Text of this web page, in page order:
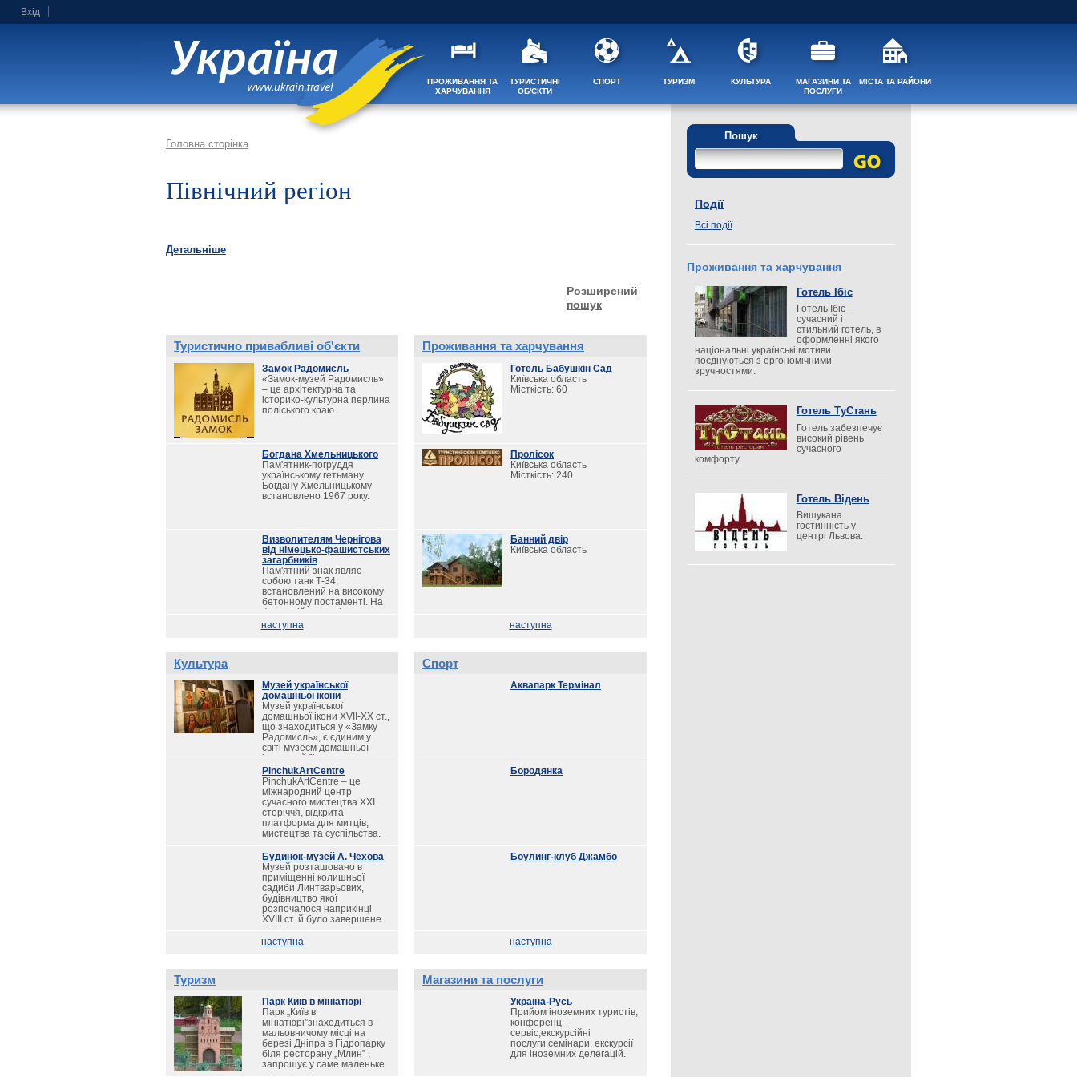
Вхід
ПРОЖИВАННЯ ТА
ХАРЧУВАННЯ
ТУРИСТИЧНІ
ОБ'ЄКТИ
СПОРТ ТУРИЗМ КУЛЬТУРА
МАГАЗИНИ ТА
ПОСЛУГИ
МІСТА ТА РАЙОНИ
Головна сторінка
Північний регіон
Детальніше
Розширений
пошук
Туристично привабливі об'єкти
Замок Радомисль
«Замок-музей Радомисль»
– це архітектурна та
історико-культурна перлина
поліського краю.
Богдана Хмельницького
Пам'ятник-погруддя
українському гетьману
Богдану Хмельницькому
встановлено 1967 року.
Визволителям Чернігова
від німецько-фашистських
загарбників
Пам'ятний знак являє
собою танк Т-34,
встановлений на високому
бетонному постаменті. На
фасадній частині
постамента розмішено
текст з переліком частин і
найменування
наступна
Проживання та харчування
Готель Бабушкін Сад
Київська область
Місткість: 60
Пролісок
Київська область
Місткість: 240
Банний двір
Київська область
наступна
Культура
Музей української
домашньої ікони
Музей української
домашньої ікони XVII-XX ст.,
що знаходиться у «Замку
Радомисль», є єдиним у
світі музеєм домашньої
ікони, найбільшим музеєм
ікон у Східній Європі, а
експозиція предметів
християнського мистецтва
«Душа України» –
найбільшою християнською
експозицією в країні.
PinchukArtCentre
PinchukArtCentre – це
міжнародний центр
сучасного мистецтва XXI
сторіччя, відкрита
платформа для митців,
мистецтва та суспільства.
Будинок-музей А. Чехова
Музей розташовано в
приміщенні колишньої
садиби Линтварьових,
будівництво якої
розпочалося наприкінці
XVIII ст. й було завершене
1820 р.
наступна
Спорт
Аквапарк Термінал
Бородянка
Боулинг-клуб Джамбо
наступна
Туризм
Парк Київ в мініатюрі
Парк „Київ в
мініатюрі”знаходиться в
мальовничому місці на
березі Дніпра в Гідропарку
біля ресторану „Млин” ,
запрошує у саме маленьке
місто України.
Магазини та послуги
Україна-Русь
Прийом іноземних туристів,
конференц-
сервіс,екскурсійні
послуги,семінари, екскурсії
для іноземних делегацій.
Пошук
Події
Всі події
Проживання та харчування
Готель Ібіс
Готель Ібіс -
сучасний і
стильний готель, в
оформленні якого
національні українські мотиви
поєднуються з ергономічними
зручностями.
Готель ТуСтань
Готель забезпечує
високий рівень
сучасного
комфорту.
Готель Відень
Вишукана
гостинність у
центрі Львова.